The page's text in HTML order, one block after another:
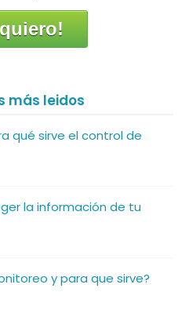
más leidos
qué sirve el control de
la información de tu
y para que sirve?